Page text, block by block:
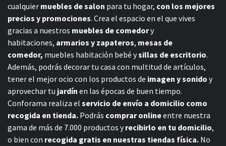
cualquier muebles de salon para tu hogar, con los mejores
precios y promociones. Crea el espacio en el que vives
gracias a nuestros muebles de comedory
habitaciones, armarios y zapateros, mesas de
comedor, muebles habitación bebé ysillas de escritorio.
Además, podrás decorar tu casa con multitud de artículos,
tener el mejor ocio con los productos de imagen y sonido y
aprovechar tu jardín en las épocas de buen tiempo.
Conforama realiza el servicio de envío a domicilio como
recogida en tienda. Podrás comprar onlineentre nuestra
gama de más de 7.000 productos yrecibirlo en tu domicilio,
o bien con recogida gratis en nuestras tiendas física. No